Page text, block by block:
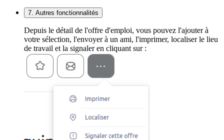
7. Autres fonctionnalités
Depuis le détail de l'offre d'emploi, vous pouvez l'ajouter à
votre sélection, l'envoyer à un ami, l'imprimer, localiser le lieu
de travail et la signaler en cliquant sur :